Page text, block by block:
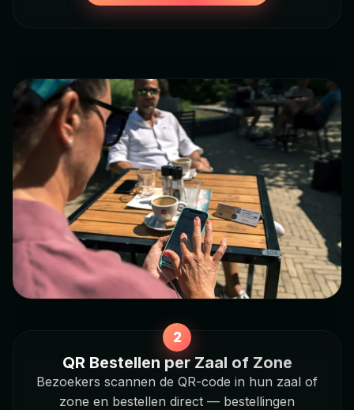
QR Bestellen per Zaal of Zone
Bezoekers scannen de QR-code in hun zaal of
zone en bestellen direct — bestellingen